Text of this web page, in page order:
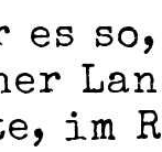
es
im